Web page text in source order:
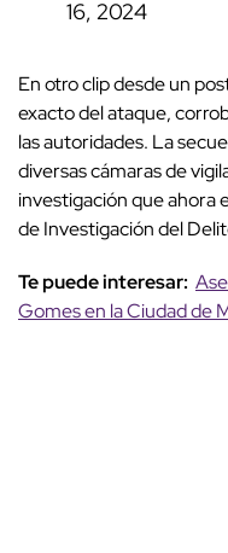
16, 2024
En otro clip desde un
exacto del ataque,
las autoridades. La
diversas cámaras de
investigación que ahora
de Investigación del
Te puede interesar:
Gomes en la Ciudad de